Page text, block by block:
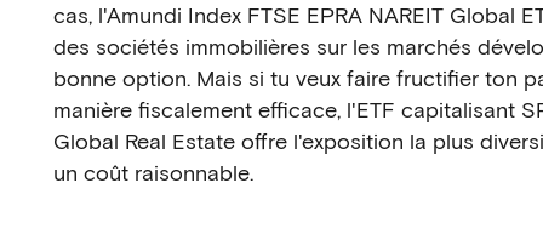
cas, l'Amundi Index FTSE EPRA NAREIT Global
des sociétés immobilières sur les marchés
bonne option. Mais si tu veux faire fructifier ton
manière fiscalement efficace, l'ETF capitalisant
Global Real Estate offre l'exposition la plus
un coût raisonnable.